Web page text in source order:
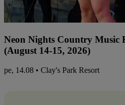
Neon Nights Country Music
(August 14-15, 2026)
pe, 14.08 • Clay's Park Resort